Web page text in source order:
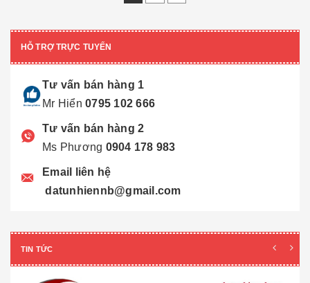
HỖ TRỢ TRỰC TUYẾN
Tư vấn bán hàng 1
Mr Hiển 0795 102 666
Tư vấn bán hàng 2
Ms Phương 0904 178 983
Email liên hệ
datunhiennb@gmail.com
TIN TỨC